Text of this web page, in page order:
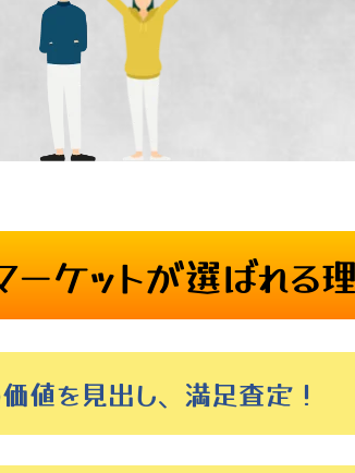
ーケットが選ばれる
価値を見出し、満足査定！